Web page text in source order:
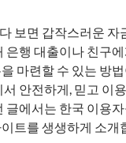
보면 갑작스러운 자
은행 대출이나 친구
마련할 수 있는 방
안전하게, 믿고 이
글에서는 한국 이용
트를 생생하게 소개